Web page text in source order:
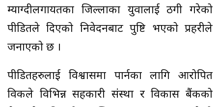
म्याग्दीलगायतका जिल्लाका युवालाई ठगी गरेको
पीडितले दिएको निवेदनबाट पुष्टि भएको प्रहरीले
जनाएको छ ।
पीडितहरुलाई विश्वासमा पार्नका लागि आरोपित
विकले विभिन्न सहकारी संस्था र विकास बैंकको